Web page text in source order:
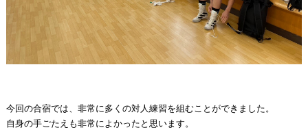
今回の合宿では、非常に多くの対人練習を組むことができました。
自身の手ごたえも非常によかったと思います。